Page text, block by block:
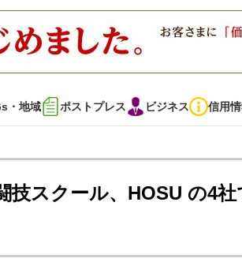
・地域 ポストプレス ビジネス 信用
コレクション
スクール、HOSU の4社